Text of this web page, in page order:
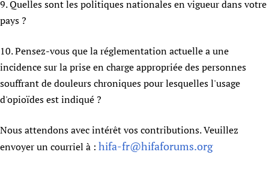
9. Quelles sont les politiques nationales en vigueur dans votre
pays ?
10. Pensez-vous que la réglementation actuelle a une
incidence sur la prise en charge appropriée des personnes
souffrant de douleurs chroniques pour lesquelles l'usage
d'opioïdes est indiqué ?
Nous attendons avec intérêt vos contributions. Veuillez
envoyer un courriel à : hifa-fr@hifaforums.org